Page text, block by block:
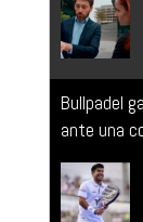
Bullpadel
ante una